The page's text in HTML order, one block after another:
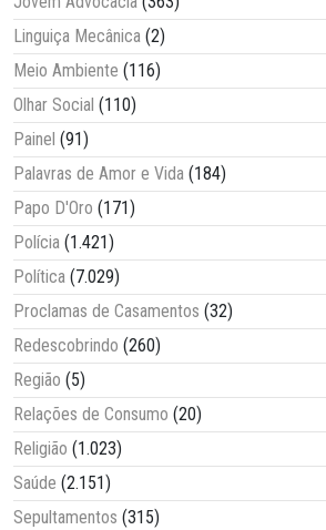
Linguiça Mecânica (2)
Meio Ambiente (116)
Olhar Social (110)
Painel (91)
Palavras de Amor e Vida (184)
Papo D'Oro (171)
Polícia (1.421)
Política (7.029)
Proclamas de Casamentos (32)
Redescobrindo (260)
Região (5)
Relações de Consumo (20)
Religião (1.023)
Saúde (2.151)
Sepultamentos (315)